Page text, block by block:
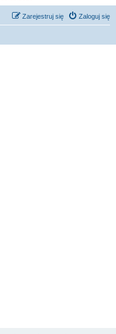
Zaloguj się
Zarejestruj się